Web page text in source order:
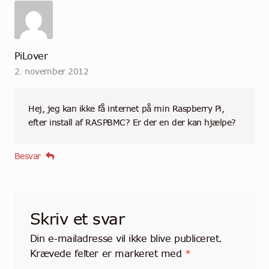
PiLover
2. november 2012
Hej, jeg kan ikke få internet på min Raspberry Pi,
efter install af RASPBMC? Er der en der kan hjælpe?
Besvar
Skriv et svar
Din e-mailadresse vil ikke blive publiceret.
Krævede felter er markeret med *